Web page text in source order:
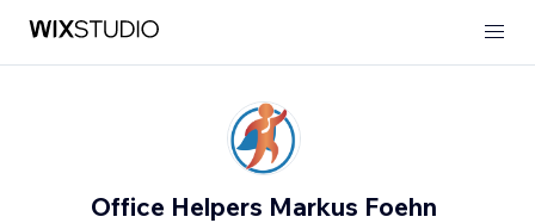
Office Helpers Markus Foehn